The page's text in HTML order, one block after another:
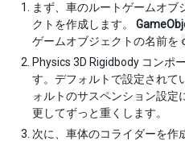
まず、車のルートゲームオブ
クトを作成します。
ゲームオブジェクトの名前を
Physics 3D Rigidbody コンポ
す。デフォルトで設定されて
ォルトのサスペンション設定
更してずっと重くします。
次に、車体のコライダーを作